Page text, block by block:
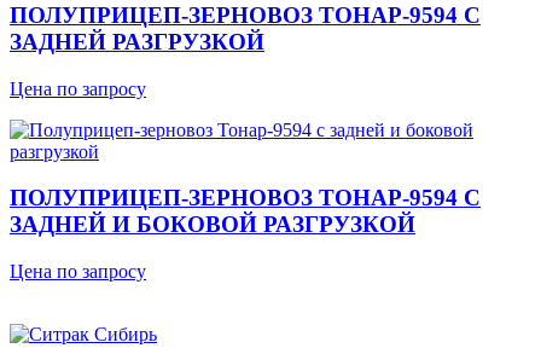
ПОЛУПРИЦЕП-ЗЕРНОВОЗ ТОНАР-9594 С
ЗАДНЕЙ РАЗГРУЗКОЙ
Цена по запросу
ПОЛУПРИЦЕП-ЗЕРНОВОЗ ТОНАР-9594 С
ЗАДНЕЙ И БОКОВОЙ РАЗГРУЗКОЙ
Цена по запросу